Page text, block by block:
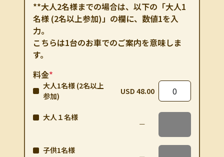
**大人2名様までの場合は、以下の「大人1
名様 (2名以上参加)」の欄に、数値1を入
力。
こちらは1台のお車でのご案内を意味しま
す。
料金*
大人1名様 (2名以上
参加)
USD 48.00
大人１名様
子供1名様